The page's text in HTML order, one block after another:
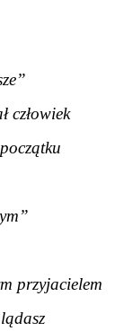
człowiek
przyjacielem